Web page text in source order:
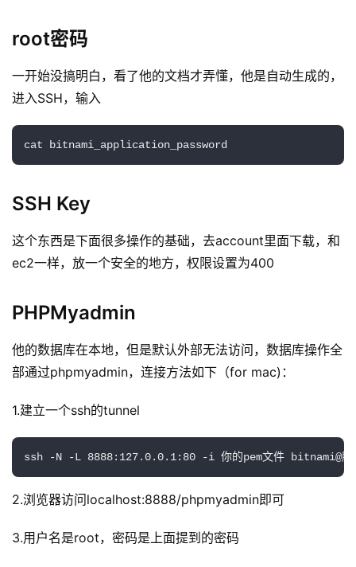
root密码
一开始没搞明白，看了他的文档才弄懂，他是自动生成的，
进入SSH，输入
cat bitnami_application_password
SSH Key
这个东西是下面很多操作的基础，去account里面下载，和
ec2一样，放一个安全的地方，权限设置为400
PHPMyadmin
他的数据库在本地，但是默认外部无法访问，数据库操作全
部通过phpmyadmin，连接方法如下（for mac)：
1.建立一个ssh的tunnel
ssh -N -L 8888:127.0.0.1:80 -i 你的pem文件 bitnami@服
2.浏览器访问localhost:8888/phpmyadmin即可
3.用户名是root，密码是上面提到的密码